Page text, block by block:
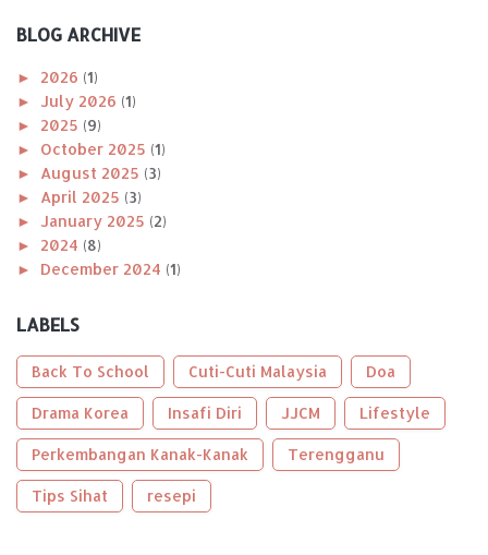
BLOG ARCHIVE
► 2026 (1)
► July 2026 (1)
► 2025 (9)
► October 2025 (1)
► August 2025 (3)
► April 2025 (3)
► January 2025 (2)
► 2024 (8)
► December 2024 (1)
► October 2024
► April 2024 (1)
►January 2024(2)
►2023 (56)
►December 2023(2)
►October 2023 (2)
►September 2023(5)
►August 2023(9)
LABELS
Back To School Cuti-Cuti Malaysia Doa
Drama Korea Insafi Diri JJCM Lifestyle
Perkembangan Kanak-Kanak Terengganu
Tips Sihat resepi